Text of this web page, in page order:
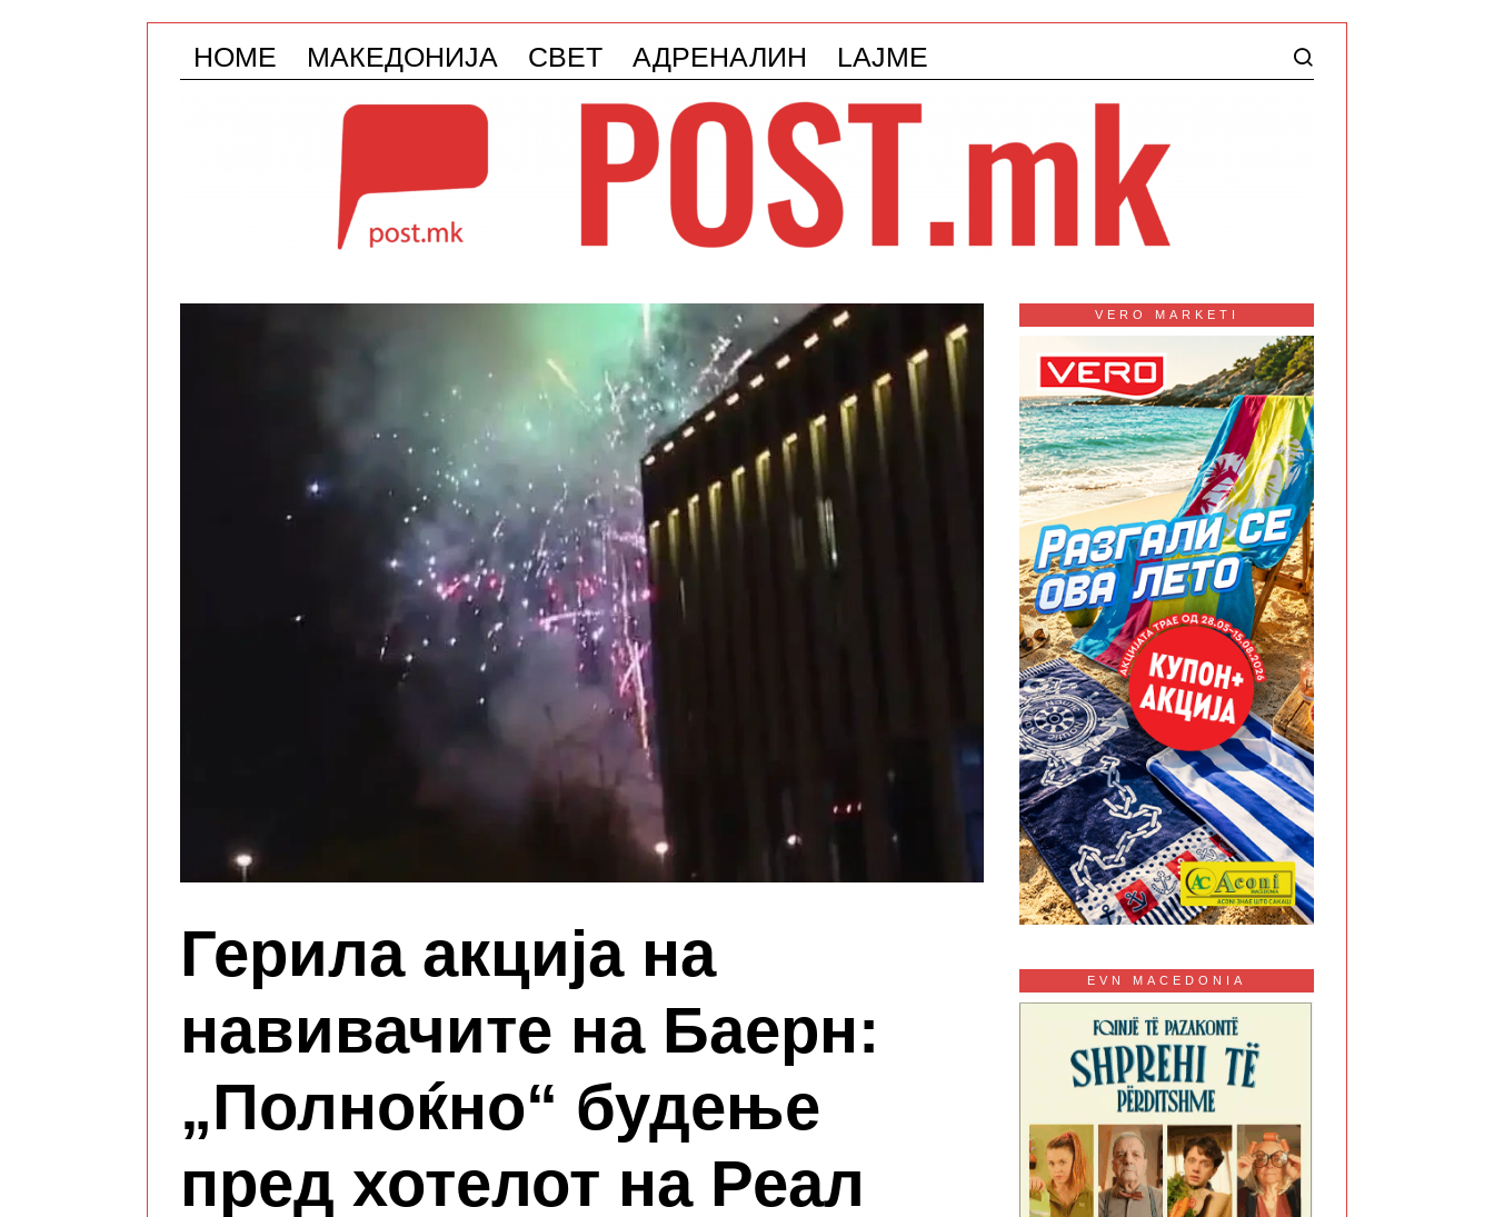
HOME МАКЕДОНИЈА СВЕТ АДРЕНАЛИН LAJME
Герила акција на
навивачите на Баерн:
„Полноќно“ будење
пред хотелот на Реал
VERO MARKETI
EVN MACEDONIA